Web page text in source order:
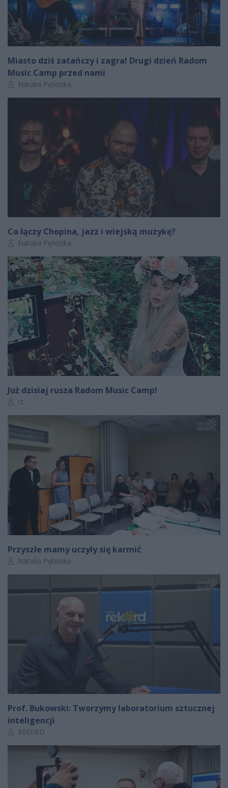
Miasto dziś zatańczy i zagra! Drugi dzień Radom
Music Camp przed nami
Autor artykułu:
Natalia Pętelska
Co łączy Chopina, jazz i wiejską muzykę?
Autor artykułu:
Natalia Pętelska
Już dzisiaj rusza Radom Music Camp!
Autor artykułu:
ct
Przyszłe mamy uczyły się karmić
Autor artykułu:
Natalia Pętelska
Prof. Bukowski: Tworzymy laboratorium sztucznej
inteligencji
Autor artykułu:
RED/KD